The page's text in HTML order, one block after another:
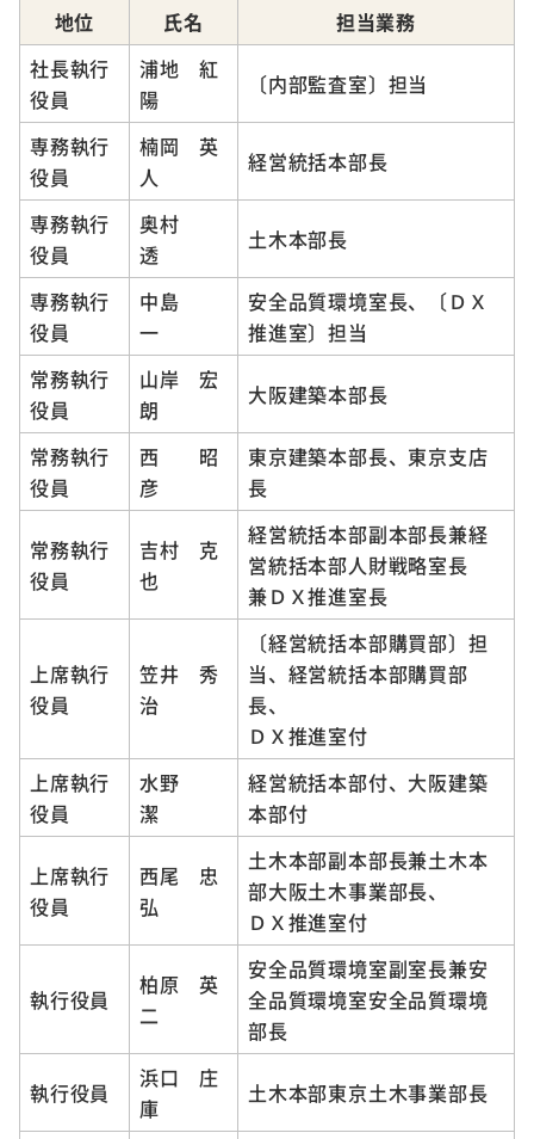
地位 氏名
担当業務
社長執行
役員
浦地 紅
陽
〔内部監査室〕担当
専務執行
役員
楠岡 英
人
経営統括本部長
専務執行
役員
奥村
透
土木本部長
専務執行
役員
中島
一
安全品質環境室長、〔ＤＸ
推進室〕担当
常務執行
役員
山岸 宏
朗
大阪建築本部長
常務執行
役員
西 昭
彦
東京建築本部長、東京支店
長
常務執行
役員
吉村 克
也
経営統括本部副本部長兼経
営統括本部人財戦略室長
兼ＤＸ推進室長
上席執行
役員
笠井 秀
治
〔経営統括本部購買部〕担
当、経営統括本部購買部
長、
ＤＸ推進室付
上席執行
役員
水野
潔
経営統括本部付、大阪建築
本部付
上席執行
役員
西尾 忠
弘
土木本部副本部長兼土木本
部大阪土木事業部長、
ＤＸ推進室付
執行役員
柏原 英
二
安全品質環境室副室長兼安
全品質環境室安全品質環境
部長
執行役員
浜口 庄
庫
土木本部東京土木事業部長